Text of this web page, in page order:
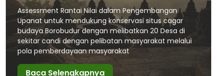
Assessment Rantai Nilai dalam Pengembangan
Upanat untuk mendukung konservasi situs cagar
budaya Borobudur dengan melibatkan 20 Desa di
sekitar candi dengan pelibatan masyarakat melalui
pola pemberdayaan masyarakat
Baca Selengkapnya